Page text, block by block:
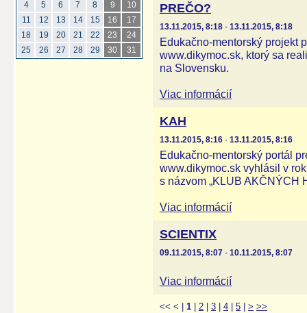
4
5 6 7 8 9
10
11
12 13 14 15 16
17
18
19 20 21 22 23
24
25
26 27 28 29 30 31
PREČO?
13.11.2015, 8:18 - 13.11.2015, 8:18
Edukačno-mentorský projekt
www.dikymoc.sk, ktorý sa
na Slovensku.
Viac informácií
KAH
13.11.2015, 8:16 - 13.11.2015, 8:16
Edukačno-mentorský portál
www.dikymoc.sk vyhlásil v
s názvom „KLUB AKČNÝCH
Viac informácií
SCIENTIX
09.11.2015, 8:07 - 10.11.2015, 8:07
Viac informácií
<< < 1 2 3 4 5 > >>